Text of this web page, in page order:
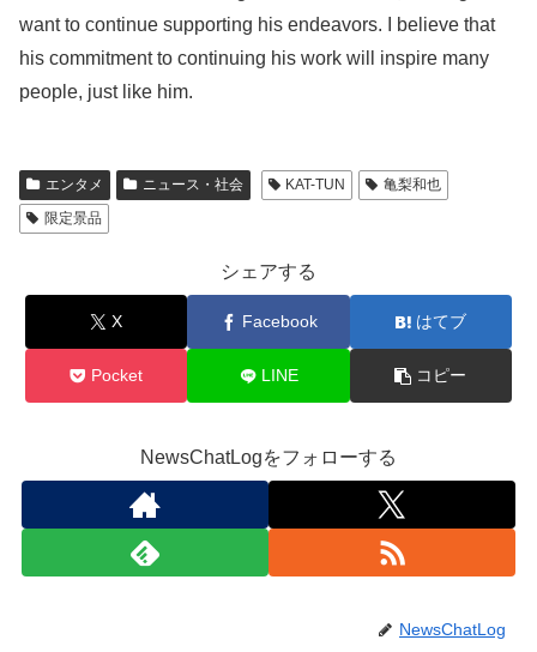
want to continue supporting his endeavors. I believe that
his commitment to continuing his work will inspire many
people, just like him.
エンタメ ニュース・社会 KAT-TUN
亀梨和也
限定景品
シェアする
X Facebook はてブ
Pocket LINE コピー
NewsChatLogをフォローする
NewsChatLog